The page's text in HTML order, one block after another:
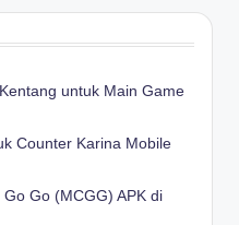
untuk Main Game
Counter Karina Mobile
Go (MCGG) APK di